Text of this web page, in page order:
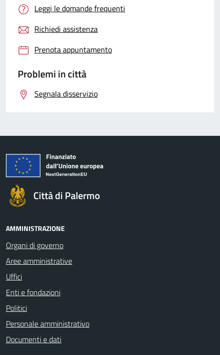
Leggi le domande frequenti
Richiedi assistenza
Prenota appuntamento
Problemi in città
Segnala disservizio
Città di Palermo
AMMINISTRAZIONE
Organi di governo
Aree amministrative
Uffici
Enti e fondazioni
Politici
Personale amministrativo
Documenti e dati